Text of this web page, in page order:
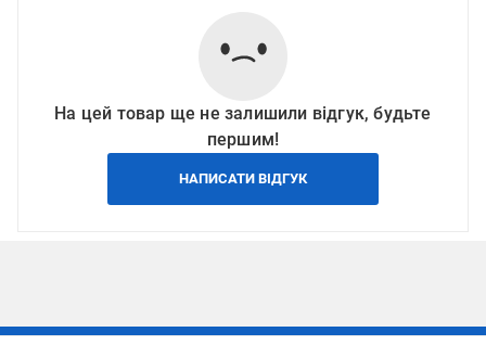
На цей товар ще не залишили відгук, будьте
першим!
НАПИСАТИ ВІДГУК